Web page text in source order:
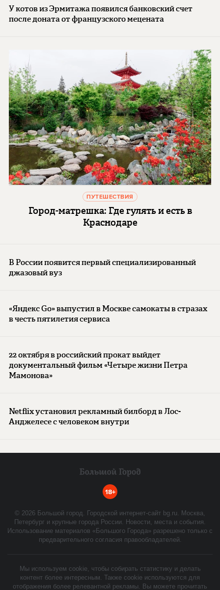
У котов из Эрмитажа появился банковский счет
после доната от французского мецената
ПУТЕШЕСТВИЯ
Город-матрешка: Где гулять и есть в
Краснодаре
В России появится первый специализированный
джазовый вуз
«Яндекс Go» выпустил в Москве самокаты в стразах
в честь пятилетия сервиса
22 октября в российский прокат выйдет
документальный фильм «Четыре жизни Петра
Мамонова»
Netflix установил рекламный билборд в Лос-
Анджелесе с человеком внутри
18+
© 2026 Большой город. Городской интернет-сайт bg.ru. Москва,
Петербург и крупные города России. Новости, места и события.
Использование материалов «Большого Города» разрешено только с
предварительного согласия правообладателей.
Мы используем cookie, чтобы собирать статистику и делать
контент более интересным. Также cookie используются для
отображения более релевантной рекламы. Вы можете прочитать